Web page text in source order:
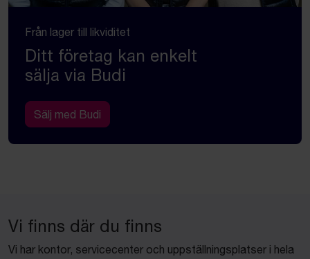
Från lager till likviditet
Ditt företag kan enkelt
sälja via Budi
Sälj med Budi
Vi finns där du finns
Vi har kontor, servicecenter och uppställningsplatser i hela